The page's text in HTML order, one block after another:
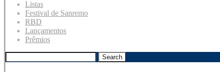
Listas
Festival de Sanremo
RBD
Lançamentos
Prêmios
Search